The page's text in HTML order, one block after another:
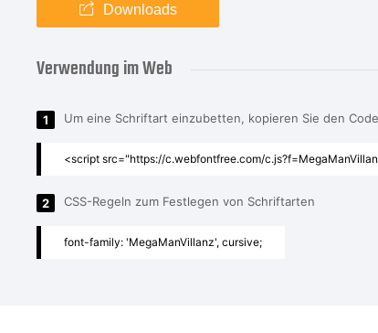
Downloads
Verwendung im Web
1 Um eine Schriftart einzubetten, kopieren Sie den
<script src="https://c.webfontfree.com/
2 CSS-Regeln zum Festlegen von Schriftarten
font-family: 'MegaManVillanz', cursive;